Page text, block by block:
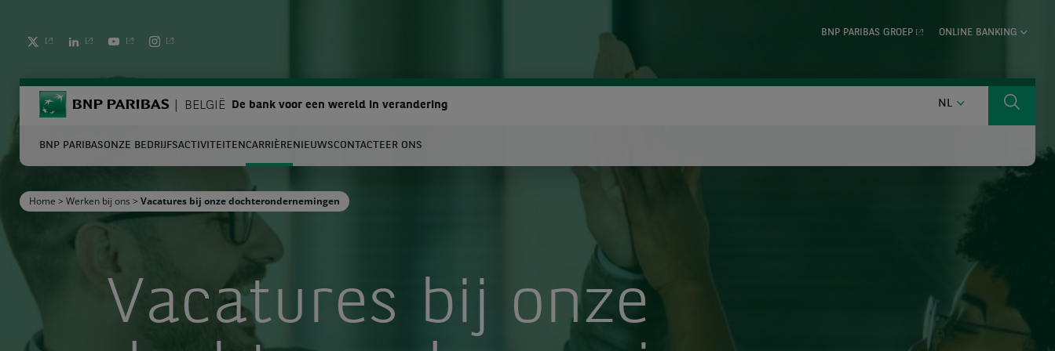
TWITTER LINKEDIN YOUTUBE INSTAGRAM
BNP PARIBAS GROEP ONLINE BANKING
BNP Paribas BELGIË De bank voor een wereld in verandering NL NEDERLANDSZoeken
Vul zoektermen in Zoeken
BNP PARIBASONZE BEDRIJFSACTIVITEITENCARRIÈRE NIEUWSCONTACTEER ONS
Home > Werken bij ons > Vacatures bij onze dochterondernemingen
Vacatures bij onze